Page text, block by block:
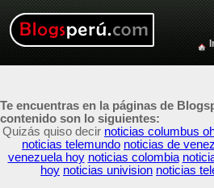
Te encuentras en la páginas de
contenido son lo siguientes:
Quizás quiso decir noticias columbus
noticias telemundo noticias de
venezuela hoy noticias colombia
hoy noticias univision noticias